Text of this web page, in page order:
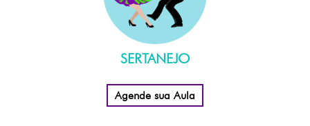
SERTANEJO
Agende sua Aula